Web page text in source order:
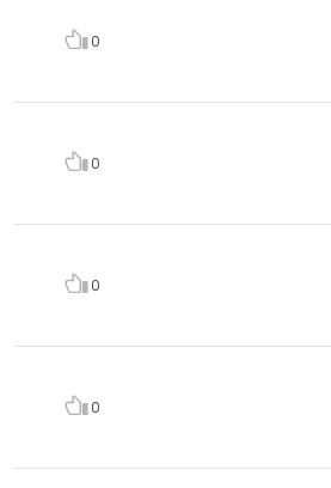
0
0
0
0